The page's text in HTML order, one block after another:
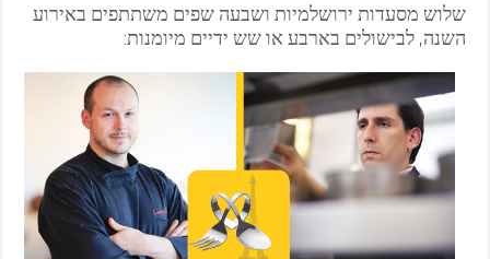
שלוש מסעדות ירושלמיות ושבעה שפים משתתפים באירוע
השנה, לבישולים בארבע או שש ידיים מיומנות: